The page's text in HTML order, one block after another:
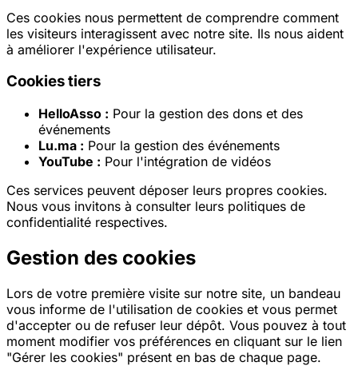
Ces cookies nous permettent de comprendre comment
les visiteurs interagissent avec notre site. Ils nous aident
à améliorer l'expérience utilisateur.
Cookies tiers
HelloAsso : Pour la gestion des dons et des
événements
Lu.ma : Pour la gestion des événements
YouTube : Pour l'intégration de vidéos
Ces services peuvent déposer leurs propres cookies.
Nous vous invitons à consulter leurs politiques de
confidentialité respectives.
Gestion des cookies
Lors de votre première visite sur notre site, un bandeau
vous informe de l'utilisation de cookies et vous permet
d'accepter ou de refuser leur dépôt. Vous pouvez à tout
moment modifier vos préférences en cliquant sur le lien
"Gérer les cookies" présent en bas de chaque page.